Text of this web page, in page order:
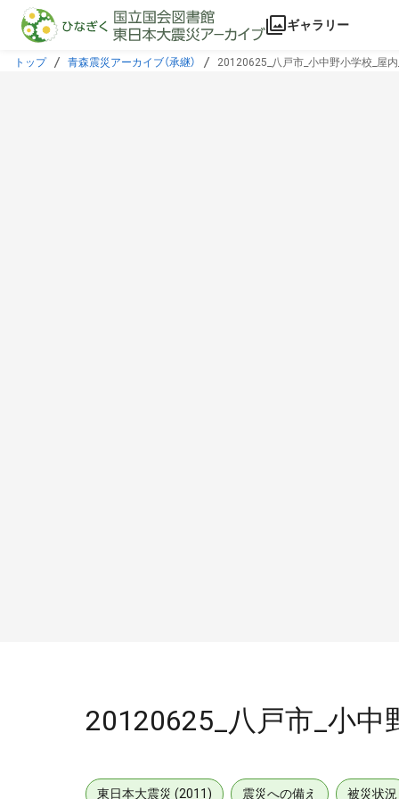
本文に飛ぶ
ギャラリー
トップ 青森震災アーカイブ（承継） 20120625_八戸市_小中野小学校_屋内
20120625_八戸市_小中
東日本大震災 (2011) 震災への備え 被災状況